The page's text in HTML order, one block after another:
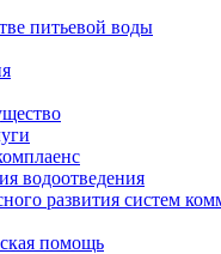
питьевой воды
водоотведения
развития систем
помощь